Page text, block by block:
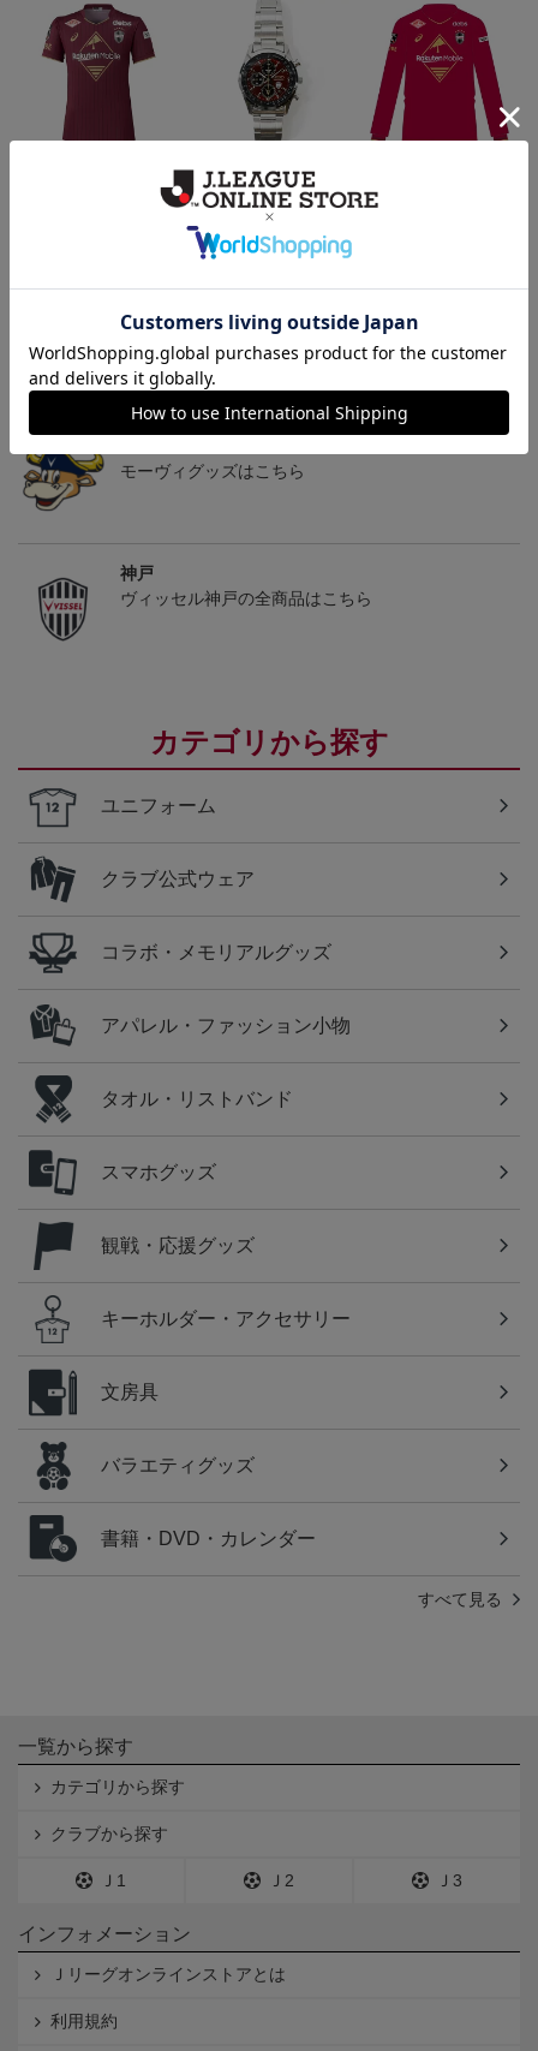
【SEIKO｜VISSEL KOB
E】 30th Anniversary Mod
el
50,000円
フォーム長袖（1st）
39,400円
神戸
26/27シーズンユニフォームはこちら
モーヴィグッズはこちら
神戸
ヴィッセル神戸の全商品はこちら
カテゴリから探す
ユニフォーム
クラブ公式ウェア
コラボ・メモリアルグッズ
アパレル・ファッション小物
タオル・リストバンド
スマホグッズ
観戦・応援グッズ
キーホルダー・アクセサリー
文房具
バラエティグッズ
書籍・DVD・カレンダー
すべて見る
一覧から探す
カテゴリから探す
クラブから探す
Ｊ1 Ｊ2 Ｊ3
インフォメーション
Ｊリーグオンラインストアとは
利用規約